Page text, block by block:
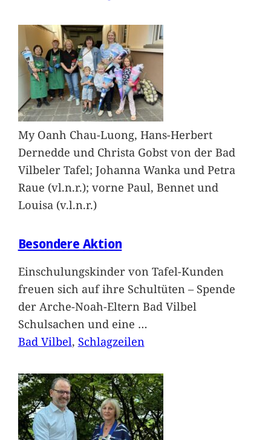
My Oanh Chau-Luong, Hans-Herbert
Dernedde und Christa Gobst von der Bad
Vilbeler Tafel; Johanna Wanka und Petra
Raue (vl.n.r.); vorne Paul, Bennet und
Louisa (v.l.n.r.)
Besondere Aktion
Einschulungskinder von Tafel-Kunden
freuen sich auf ihre Schultüten – Spende
der Arche-Noah-Eltern Bad Vilbel
Schulsachen und eine …
Bad Vilbel, Schlagzeilen